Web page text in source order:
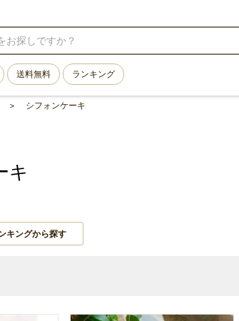
送料無料 ランキング
シフォンケーキ
キ
キングから探す